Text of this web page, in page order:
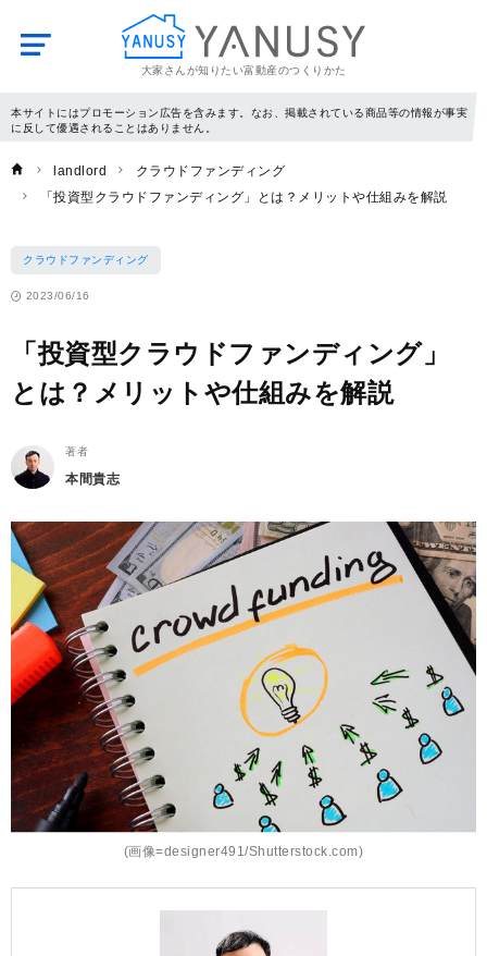
大家さんが知りたい富動産のつくりかた
YANUSY
本サイトにはプロモーション広告を含みます。なお、掲載されている商品等の情報が事実
に反して優遇されることはありません。
landlord
クラウドファンディング
「投資型クラウドファンディング」とは？メリットや仕組みを解説
クラウドファンディング
2023/06/16
「投資型クラウドファンディング」
とは？メリットや仕組みを解説
著者
本間貴志
(画像=designer491/Shutterstock.com)